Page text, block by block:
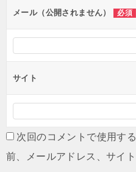
ンメール（公開されません） 必須
サイト
次回のコメントで使用す
前、メールアドレス、サイト